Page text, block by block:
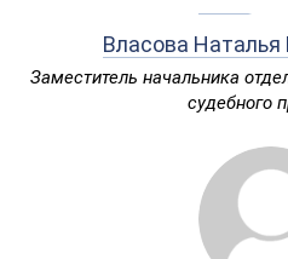
Власова
Заместитель начальника
судебного